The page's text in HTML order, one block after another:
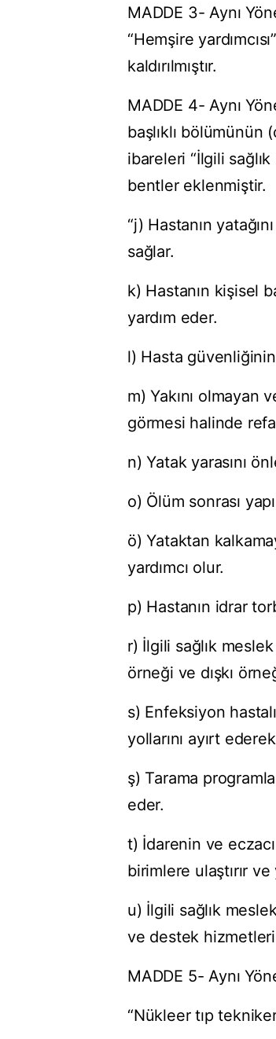
MADDE 3- Aynı
“Hemşire
kaldırılmıştır.
MADDE 4- Aynı
başlıklı bölümünün
ibareleri “İlgili
bentler eklenmiştir.
“j) Hastanın
sağlar.
k) Hastanın kişisel
yardım eder.
l) Hasta güvenliğinin
m) Yakını
görmesi halinde
n) Yatak yarasını
o) Ölüm sonrası
ö) Yataktan
yardımcı olur.
p) Hastanın idrar
r) İlgili sağlık
örneği ve dışkı
s) Enfeksiyon
yollarını ayırt
ş) Tarama
eder.
t) İdarenin ve
birimlere ulaştırır
u) İlgili sağlık
ve destek
MADDE 5- Aynı
“Nükleer tıp